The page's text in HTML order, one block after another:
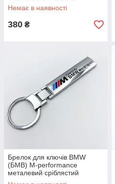
Емблема)
Немає в наявності
380 ₴
Брелок для ключів BMW
(БМВ) M-performance
металевий сріблястий